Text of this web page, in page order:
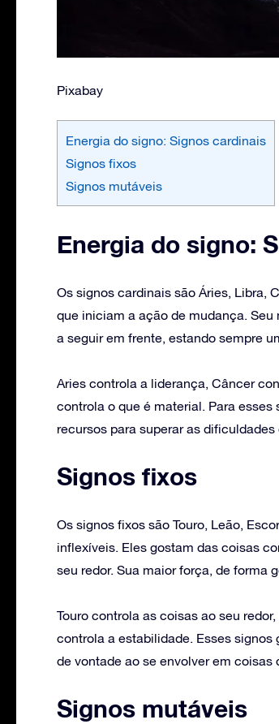
Pixabay
Energia do signo: Signos cardinais
Signos fixos
Signos mutáveis
Energia do signo:
Os signos cardinais são Áries, Libra,
que iniciam a ação de mudança.
a seguir em frente, estando sempre
Aries controla a liderança, Câncer
controla o que é material. Para
recursos para superar as dificuldades
Signos fixos
Os signos fixos são Touro, Leão,
inflexíveis. Eles gostam das coisas
seu redor. Sua maior força, de forma
Touro controla as coisas ao seu
controla a estabilidade. Esses
de vontade ao se envolver em
Signos mutáveis